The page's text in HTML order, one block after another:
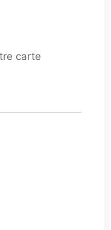
carte